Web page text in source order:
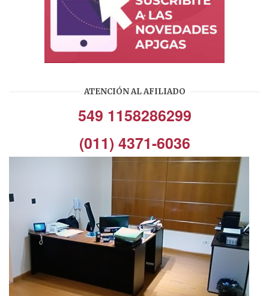
ATENCIÓN AL AFILIADO
549 1158286299
(011) 4371-6036